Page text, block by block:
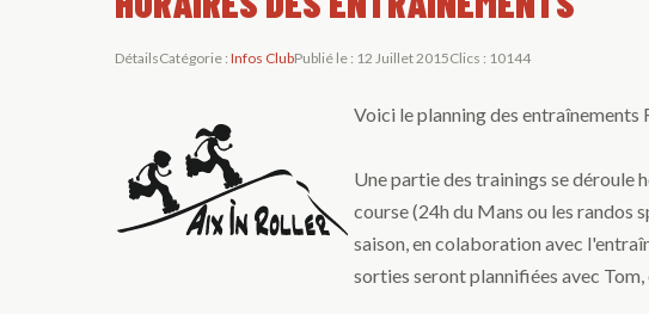
DétailsCatégorie : Infos ClubPublié le : 12 Juillet 2015Clics : 10144
Voici le planning des
Une partie des trainings se déroule
course (24h du Mans ou les randos
saison, en colaboration avec
sorties seront plannifiées avec